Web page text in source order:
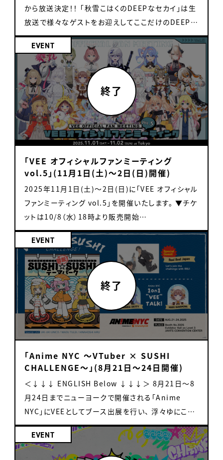
キングの結果を予想しよう！ 【参加タレント】 浮々ゆ
にこ/音門るき/カガセ・ウノ/マル・ナナモナ チケット
・1on1ミーグリチケット 1枚：4,500円(税込) 1枚に
つき2分間、タレントとお話ができます。 ・チェキ撮影
チケット 1回：2,000円 チェキ撮影をご希望される場
合、追加でチェキチケットのご購入が必要となります。
なお、本チケットをご購入いただくと、1on1の制限時
間が1分間追加となります。 ※「チェキ撮影チケット」
購入時の注意 「1on1ミーグリチケット」1枚購入ごと
に「チェキ撮影チケット」は1枚まで使用可能です。 仮
に同一タレントで2枚チケットを購入の場合は、「チェ
キ撮影チケット」は2枚まで購入可能です。 3枚以上
購入されても使用不可となります、ご注意ください。
・リアル歌枠・トークイベント 参加チケット 5,500円
・チケット販売方法 先着販売 ※当日券の有無に関し
ては後日お知らいたします。 グッズ販売 ・『すとろべ
りべりぐー』アクリルスタンド 『すとろべりべりぐー』
のジャケットイラストを使用したアクリルスタンドで
す。 ※1会計各3点まで ＜販売対象タレント＞ 亞生う
ぱる / 雨庭やえ / 音門るき / カガセ・ウノ/ 魔王トゥ
ルシー / みなとん。 / 芽々守あん 【素材】アクリル
【サイズ】本体：タテ約112~130mm×ヨコ約
47~58mm / 台座：タテ約45mm×ヨコ約44mm
【製造国】日本 ・『すとろべりべりぐー』ランダム缶バッ
ジ/缶バッジ全種セット 『すとろべりべりぐー』のジャ
ケットイラストを使用した缶バッジです。 ※ランダム
缶バッジは1会計10点まで ※缶バッジ全種セットは
1会計3点まで ＜販売対象タレント＞ 亞生うぱる /
雨庭やえ / 音門るき / カガセ・ウノ/ 魔王トゥルシー
/ みなとん。 / 芽々守あん 【素材】紙・鉄・PET 【サイ
ズ】54mmφ 【製造国】日本 ・CD風アクリルチャーム
各タレントのオリジナル曲ジャケットを使用したCD風
アクリルキーホルダーです。 ※1会計各3点まで ＜販
ゥルシー、みなとん。、芽々守あんの7名による限定ユ
ニット「ぱくっとせぶん」が、キャンペーンソング「すと
ろべりべりぐー」を担当します。 「すとろべりべりぐ
ー」は本日より、各種デジタル音楽配信サービスにて
配信開始！ 楽曲は、TVアニメ『しかのこのこのここし
たんたん』OPテーマ「シカ色デイズ」がSNS上でも大
きな話題となった、やぎぬまかな（作詞）と和賀裕希
（作曲・編曲）の二人が手掛けている。いちごをテーマ
にしたキュートさ満載の楽曲となっており、『ひとつぶ
ぱくっと食べちゃえ もひとつ ぱくっと食べちゃえ』と
いったかわいさ溢れる歌詞にも注目！ ▼配信URLは
こちら https://orcd.co/pakutto_seven また、リ
リースを記念して「ぱくっとせぶん」のメンバーからの
コメントも届きました！ ------------------------- ■
亞生うぱる ｳﾊﾟﾙﾁｬﾝﾈﾙ～！ｳﾊﾟﾙﾁｬﾝﾈﾙのｳﾊﾟﾙﾁｬﾝﾈﾙ
です！！ やっとVEEが「ｳﾊﾟﾙﾁｬﾝﾈﾙはアイドルである」
と認めたようですね！ 苦節1年、アイドルとしての草の
根活動が実を結びました！！ 「おや…実を結ぶ？」 実
を結ぶ…といえば…いちご！！！ とってもかわいらし
い、いちごたちが東京ソラマチで大活躍？！ ということ
で、ぜひお楽しみください～！！ ■雨庭やえ お酒も好
きだけどいちごも大好き！ ケーキ屋さんに行ったらい
ちごのスイーツについつい目が行ってしまう 雨庭神
社の狛犬、雨庭やえです！ 今回とても素敵なフェアの
キャンペーンソングを歌わせていただけることになり
ました！ いちごの甘いだけじゃないすっぱい所や、 赤
くて可愛い見た目が皆様を引き付けるように 私たち
「ぱくっとせぶん」の様々な魅力も 歌から感じてもら
えたら嬉しいです☆ 「すとろべりべりぐー」のキャッチ
ーなリズムと 思わずいちごが食べたくなる可愛い歌
詞を聞きながら 絶品いちごスイーツやワークショップ
をお楽しみください！ いちごフェアで、もひとつぱくっ
から放送決定！！ 「秋雪こはくのDEEPなセカイ」は生
放送で様々なゲストをお迎えしてここだけのDEEPな
お話を皆様にお届けするトークバラエティ番組です！
番組名 秋雪こはくのDEEPなセカイ 番組チャンネル：
https://www.openrec.tv/user/kohaku_deep
world 放送日 第一回：12月27日 20:00~ ※以降は
月に１回生放送予定 配信URL：
https://www.openrec.tv/live/e2zwvepm7ro
ゲスト：恭一郎（https://x.com/kyouitirou2525）
第二回：1月24日 20:00~ 配信URL：
https://www.openrec.tv/live/gkrplqee485 ゲ
スト：けんき（https://x.com/T_kenki） 第三回：2
月26日 20:00~ 配信URL：
https://www.openrec.tv/live/e5rk90p29zv ゲ
スト：無し 第四回：3月28日 20:00~ 配信URL：
https://www.openrec.tv/live/em8xv0g09r2
ゲスト：ズズ（https://x.com/zetyou2） 第五回：4
月30日 20:00~ 配信URL：
https://www.openrec.tv/live/mlrlew6wm8g
ゲスト：猫麦とろろ
（https://x.com/tororo_vtuber） 第六回：5月22
日 20:00~ 配信URL：
https://www.openrec.tv/live/n9ze61wp684
ゲスト：ライト（https://x.com/light_starboy） 第
七回：6月30日 20:00~ 配信URL：
https://www.openrec.tv/live/mlrley2e18g ゲ
スト：dtto.（https://x.com/_dtto） サブスクリプシ
ョン サブスクリプションの会員限定コンテンツで当番
組をより多く楽しめます！ ①DEEPプラン：770円 /
月（税抜） ・チャンネル内の広告非表示 ・会員限定ラ
イブ視聴 ・アーカイブ視聴 ・限定スタンプの使用（一
部） ②超DEEPプラン：1650円 / 月（税抜） ・チャン
ネル内の広告非表示 ・会員限定ライブ視聴 ・アーカ
EVENT
「VEE オフィシャルファンミーティング
vol.5」(11月1日(土)～2日(日)開催)
2025年11月1日(土)～2日(日)に「VEE オフィシャル
ファンミーティング vol.5」を開催いたします。 ▼チケ
ットは10/8（水）18時より販売開始
https://t.livepocket.jp/e/vee-fan-meeting-
vol5 1on1ミーグリチケットは、各日程・各タレントご
とに お客様1名につき「2枚まで」購入可能です。 後日
チケットに余裕がある場合、購入可能枚数制限を解
除します。 VEE オフィシャルファンミーティング vol.5
開催日程 2025年11月1日(土)・2日(日) 1on1ミー
グリ スケジュール（両日共通） 10:00〜 会場整列開
始 11:00〜 1on1ミート&グリート開始 ※1on1ミー
グリ終了後に転換があるため一度全員ご退出いただ
きます トークイベント スケジュール（両日共通）
17:30〜 入場開始 18:00〜 VEE放課後カラオケル
ーム 開演 19:10〜 VEEダービー 開演 ※トークイベ
ントは別途入場チケットが必要です 会場 東京・秋葉
原某所 セキュリティの観点から、チケット購入いただ
いた方に会場をご案内します。 出演タレント 2025年
11月1日(土) ・1on1ミーグリ 偉雷アマエ / 羽澄さひ
ろ / 芽々守あん / 浮々ゆにこ / 甘楽デイティー / 音
EVENT
「Anime NYC ～VTuber × SUSHI
CHALLENGE～」(8月21日～24日開催)
＜↓↓↓ ENGLISH Below ↓↓↓＞ 8月21日〜8
月24日までニューヨークで開催される「Anime
NYC」にVEEとしてブース出展を行い、 浮々ゆにこ、
雛星あいる、魔王トゥルシーによる限定ユニッ
ト“Kaiten♡Stars”のオリジナル楽曲「回転！
SUSHI☆SUSHI テーマパーク」の特別企画を行うこ
EVENT